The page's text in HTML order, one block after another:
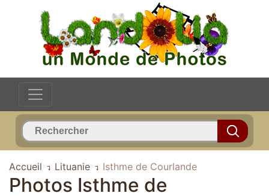
Accueil Lituanie Isthme de Courlande
Photos Isthme de